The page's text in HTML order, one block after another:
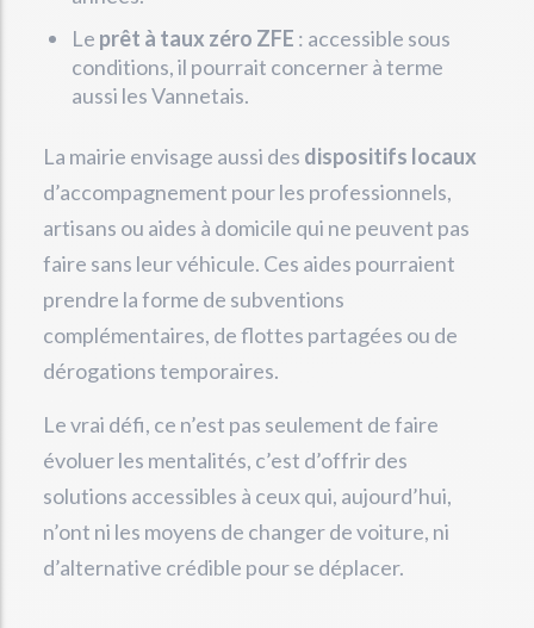
Le prêt à taux zéro ZFE : accessible sous
conditions, il pourrait concerner à terme
aussi les Vannetais.
La mairie envisage aussi des dispositifs locaux
d’accompagnement pour les professionnels,
artisans ou aides à domicile qui ne peuvent pas
faire sans leur véhicule. Ces aides pourraient
prendre la forme de subventions
complémentaires, de flottes partagées ou de
dérogations temporaires.
Le vrai défi, ce n’est pas seulement de faire
évoluer les mentalités, c’est d’offrir des
solutions accessibles à ceux qui, aujourd’hui,
n’ont ni les moyens de changer de voiture, ni
d’alternative crédible pour se déplacer.